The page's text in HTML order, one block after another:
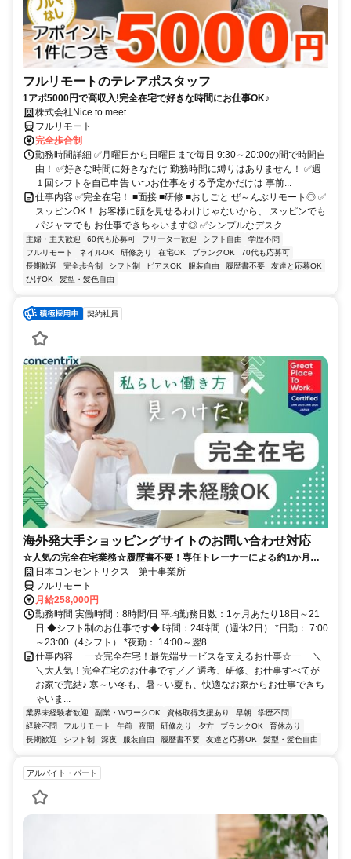
フルリモートのテレアポスタッフ
1アポ5000円で高収入!完全在宅で好きな時間にお仕事OK♪
株式会社Nice to meet
フルリモート
完全歩合制
勤務時間詳細 ✅月曜日から日曜日まで毎日 9:30～20:00の間で時間自
由！ ✅好きな時間に好きなだけ 勤務時間に縛りはありません！ ✅週
１回シフトを自己申告 いつお仕事をする予定かだけは 事前...
仕事内容 ✅完全在宅！ ■面接 ■研修 ■おしごと ぜ～んぶリモート◎ ✅
スッピンOK！ お客様に顔を見せるわけじゃないから、 スッピンでも
パジャマでも お仕事できちゃいます◎ ✅シンプルなデスク...
主婦・主夫歓迎 60代も応募可 フリーター歓迎 シフト自由
学歴不問
フルリモート
ネイルOK 研修あり 在宅OK ブランクOK
70代も応募可
長期歓迎
完全歩合制 シフト制 ピアスOK 服装自由 履歴書不要
友達と応募OK
ひげOK
髪型・髪色自由
契約社員
海外発大手ショッピングサイトのお問い合わせ対応
☆人気の完全在宅業務☆履歴書不要！専任トレーナーによる約1か月の
研修で、業界未経験の方も安心！
日本コンセントリクス 第十事業所
フルリモート
月給258,000円
勤務時間 実働時間：8時間/日 平均勤務日数：1ヶ月あたり18日～21
日 ◆シフト制のお仕事です◆ 時間：24時間（週休2日） *日勤： 7:00
～23:00（4シフト） *夜勤： 14:00～翌8...
仕事内容 ･･━☆完全在宅！最先端サービスを支えるお仕事☆━･･ ＼
＼大人気！完全在宅のお仕事です／／ 選考、研修、お仕事すべてが
お家で完結♪ 寒～い冬も、暑～い夏も、快適なお家からお仕事できち
ゃいま...
業界未経験者歓迎 副業・WワークOK 資格取得支援あり 早朝
学歴不問
経験不問
フルリモート 午前 夜間 研修あり 夕方 ブランクOK
育休あり
長期歓迎
シフト制 深夜 服装自由 履歴書不要 友達と応募OK 髪型・髪色自由
アルバイト・パート